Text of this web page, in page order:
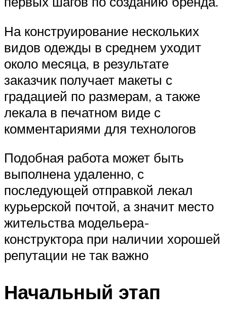
На конструирование нескольких
видов одежды в среднем уходит
около месяца, в результате
заказчик получает макеты с
градацией по размерам, а также
лекала в печатном виде с
комментариями для технологов
Подобная работа может быть
выполнена удаленно, с
последующей отправкой лекал
курьерской почтой, а значит место
жительства модельера-
конструктора при наличии хорошей
репутации не так важно
Начальный этап